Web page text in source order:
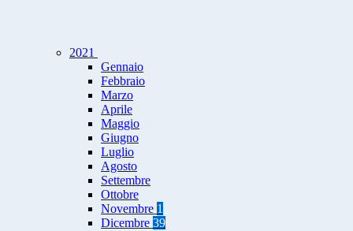
2021
Gennaio
Febbraio
Marzo
Aprile
Maggio
Giugno
Luglio
Agosto
Settembre
Ottobre
Novembre 1
Dicembre 39